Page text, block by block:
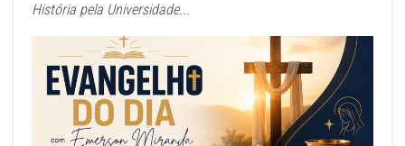
História pela Universidade...